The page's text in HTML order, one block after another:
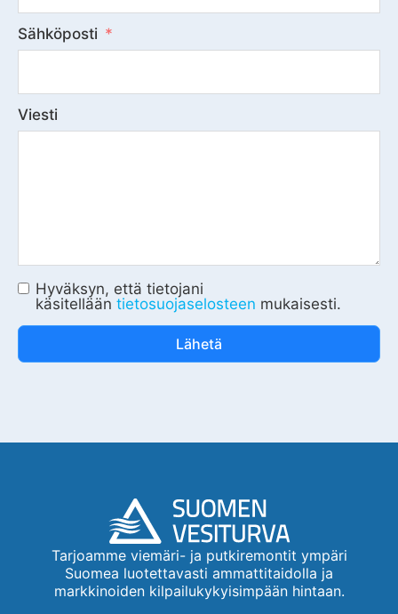
Sähköposti
Viesti
Hyväksyn, että tietojani
käsitellään tietosuojaselosteen mukaisesti.
Lähetä
Tarjoamme viemäri- ja putkiremontit ympäri
Suomea luotettavasti ammattitaidolla ja
markkinoiden kilpailukykyisimpään hintaan.